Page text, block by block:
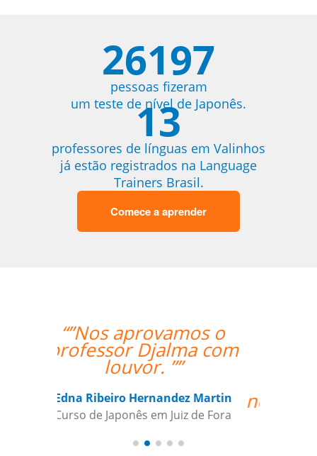
26197
pessoas fizeram
um teste de nível de Japonês.
13
professores de línguas em Valinhos
já estão registrados na Language
Trainers Brasil.
Comece a aprender
“”Considero a sua
empresa a ser
extremamente útil
necessidades da minha
filha de 12 anos que
está aprendendo